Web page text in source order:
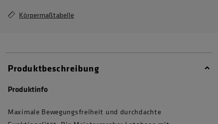
Körpermaßtabelle
Produktbeschreibung
Produktinfo
Maximale Bewegungsfreiheit und durchdachte